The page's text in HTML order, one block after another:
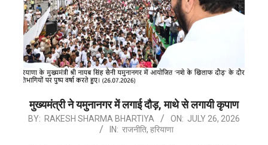
मुख्यमंत्री ने यमुनानगर में लगाई दौड़, माथे से लगायी कृपाण
2026-
BY: RAKESH SHARMA BHARTIYA ON: JULY 26, 2026
IN: राजनीति, हरियाणा